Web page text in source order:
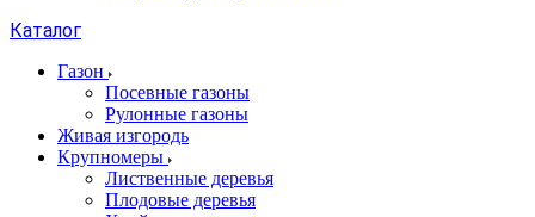
Каталог
Газон
Посевные газоны
Рулонные газоны
Живая изгородь
Крупномеры
Лиственные деревья
Плодовые деревья